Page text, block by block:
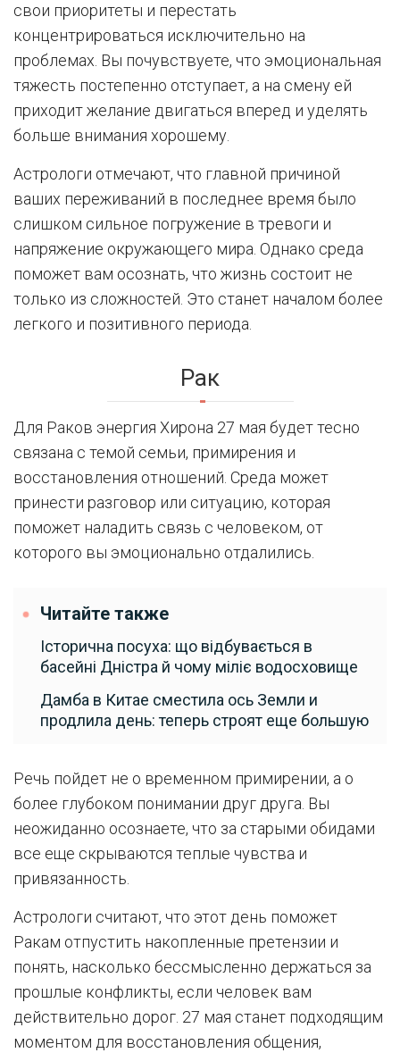
свои приоритеты и перестать
концентрироваться исключительно на
проблемах. Вы почувствуете, что эмоциональная
тяжесть постепенно отступает, а на смену ей
приходит желание двигаться вперед и уделять
больше внимания хорошему.
Астрологи отмечают, что главной причиной
ваших переживаний в последнее время было
слишком сильное погружение в тревоги и
напряжение окружающего мира. Однако среда
поможет вам осознать, что жизнь состоит не
только из сложностей. Это станет началом более
легкого и позитивного периода.
Рак
Для Раков энергия Хирона 27 мая будет тесно
связана с темой семьи, примирения и
восстановления отношений. Среда может
принести разговор или ситуацию, которая
поможет наладить связь с человеком, от
которого вы эмоционально отдалились.
Читайте также
Історична посуха: що відбувається в
басейні Дністра й чому міліє водосховище
Дамба в Китае сместила ось Земли и
продлила день: теперь строят еще большую
Речь пойдет не о временном примирении, а о
более глубоком понимании друг друга. Вы
неожиданно осознаете, что за старыми обидами
все еще скрываются теплые чувства и
привязанность.
Астрологи считают, что этот день поможет
Ракам отпустить накопленные претензии и
понять, насколько бессмысленно держаться за
прошлые конфликты, если человек вам
действительно дорог. 27 мая станет подходящим
моментом для восстановления общения,